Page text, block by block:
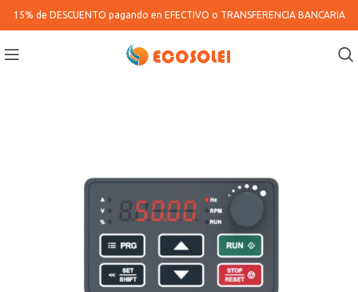
15% de DESCUENTO pagando en EFECTIVO o TRANSFERENCIA BANCARIA